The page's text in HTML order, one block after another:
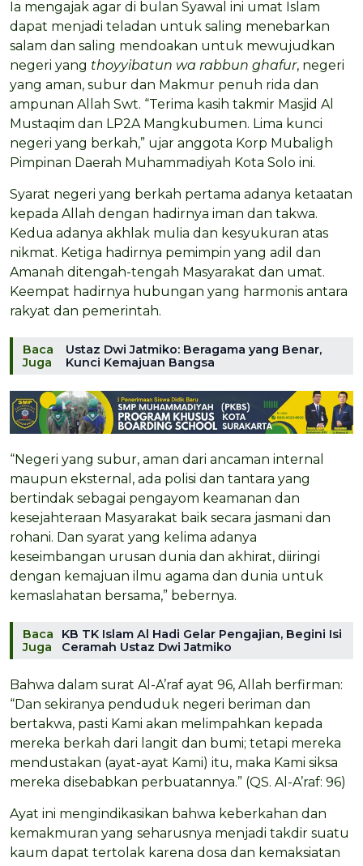
Ia mengajak agar di bulan Syawal ini umat Islam
dapat menjadi teladan untuk saling menebarkan
salam dan saling mendoakan untuk mewujudkan
negeri yang thoyyibatun wa rabbun ghafur, negeri
yang aman, subur dan Makmur penuh rida dan
ampunan Allah Swt. “Terima kasih takmir Masjid Al
Mustaqim dan LP2A Mangkubumen. Lima kunci
negeri yang berkah,” ujar anggota Korp Mubaligh
Pimpinan Daerah Muhammadiyah Kota Solo ini.
Syarat negeri yang berkah pertama adanya ketaatan
kepada Allah dengan hadirnya iman dan takwa.
Kedua adanya akhlak mulia dan kesyukuran atas
nikmat. Ketiga hadirnya pemimpin yang adil dan
Amanah ditengah-tengah Masyarakat dan umat.
Keempat hadirnya hubungan yang harmonis antara
rakyat dan pemerintah.
Baca
Juga
Ustaz Dwi Jatmiko: Beragama yang Benar,
Kunci Kemajuan Bangsa
“Negeri yang subur, aman dari ancaman internal
maupun eksternal, ada polisi dan tantara yang
bertindak sebagai pengayom keamanan dan
kesejahteraan Masyarakat baik secara jasmani dan
rohani. Dan syarat yang kelima adanya
keseimbangan urusan dunia dan akhirat, diiringi
dengan kemajuan ilmu agama dan dunia untuk
kemaslahatan bersama,” bebernya.
Baca
Juga
KB TK Islam Al Hadi Gelar Pengajian, Begini Isi
Ceramah Ustaz Dwi Jatmiko
Bahwa dalam surat Al-A’raf ayat 96, Allah berfirman:
“Dan sekiranya penduduk negeri beriman dan
bertakwa, pasti Kami akan melimpahkan kepada
mereka berkah dari langit dan bumi; tetapi mereka
mendustakan (ayat-ayat Kami) itu, maka Kami siksa
mereka disebabkan perbuatannya.” (QS. Al-A’raf: 96)
Ayat ini mengindikasikan bahwa keberkahan dan
kemakmuran yang seharusnya menjadi takdir suatu
kaum dapat tertolak karena dosa dan kemaksiatan